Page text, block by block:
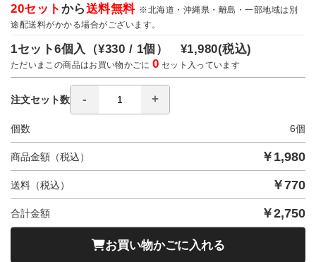
20セット から送料無料 ※北海道・沖縄県・離島・一部地域は別
途配送料がかかる場合がございます。
1セット6個入（¥330 / 1個） ¥1,980(税込)
ただいまこの商品はお買い物かごに0 セット入っています
注文セット数
個数 6個
商品金額（税込） ￥ 1,980
送料（税込） ￥770
合計金額 ￥2,750
お買い物かごに入れる